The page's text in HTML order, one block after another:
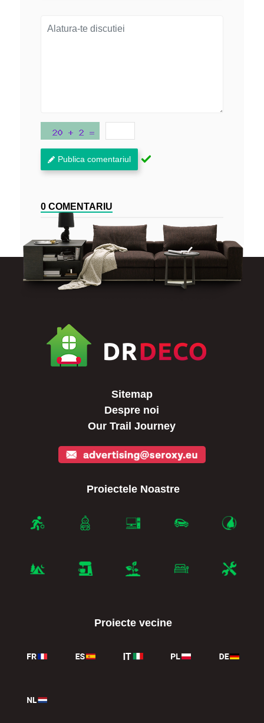
Publica comentariul
0 COMENTARIU
Sitemap
Despre noi
Our Trail Journey
Proiectele Noastre
Proiecte vecine